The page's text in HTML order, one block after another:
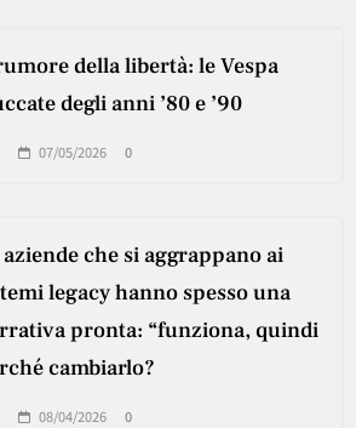
della libertà: le Vespa
degli anni ’80 e ’90
07/05/2026 0
che si aggrappano ai
legacy hanno spesso una
pronta: “funziona, quindi
cambiarlo?
08/04/2026 0